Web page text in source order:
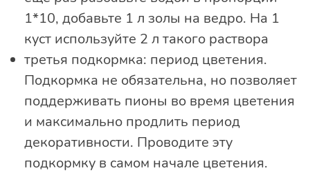
1*10, добавьте 1 л золы на ведро. На 1
куст используйте 2 л такого раствора
третья подкормка: период цветения.
Подкормка не обязательна, но позволяет
поддерживать пионы во время цветения
и максимально продлить период
декоративности. Проводите эту
подкормку в самом начале цветения.